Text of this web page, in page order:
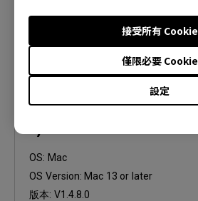
設定
僅限必要 Cookie
接受所有 Cookie
OS: Mac
OS Version: Mac 13 or later
版本: V1.4.8.0